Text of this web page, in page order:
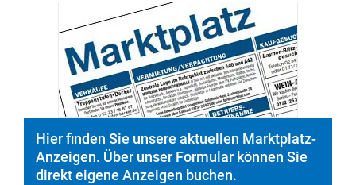
Hier finden Sie unsere aktuellen Marktplatz-
Anzeigen. Über unser Formular können Sie
direkt eigene Anzeigen buchen.